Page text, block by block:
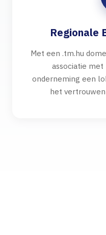
Regionale
Met een .tm.hu
associatie
onderneming een
het